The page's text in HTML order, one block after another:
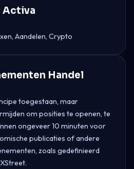
Activa
Aandelen, Crypto
Handel
toegestaan, maar
om posities te openen, te
ongeveer 10 minuten voor
publicaties of andere
zoals gedefinieerd